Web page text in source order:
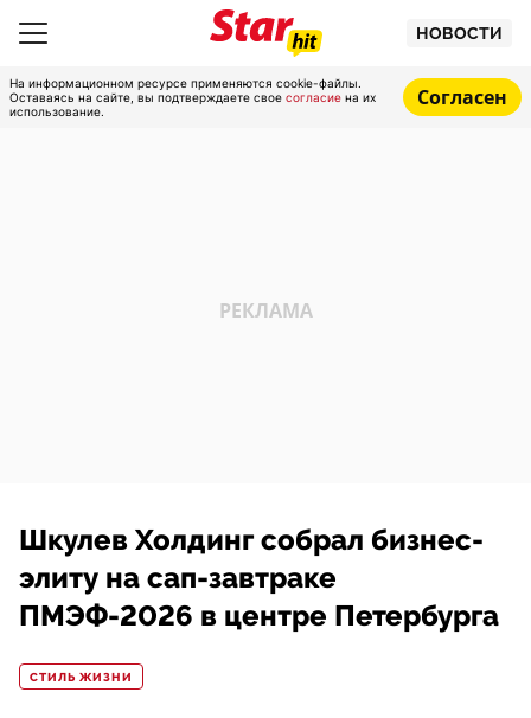
НОВОСТИ
На информационном ресурсе применяются cookie-файлы.
Оставаясь на сайте, вы подтверждаете свое согласие на их
использование.
Согласен
Шкулев Холдинг собрал бизнес-
элиту на сап-завтраке
ПМЭФ-2026 в центре Петербурга
СТИЛЬ ЖИЗНИ